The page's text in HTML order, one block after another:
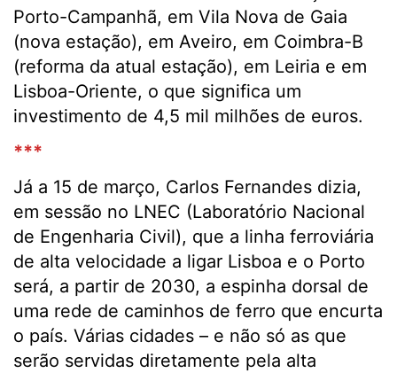
Porto-Campanhã, em Vila Nova de Gaia
(nova estação), em Aveiro, em Coimbra-B
(reforma da atual estação), em Leiria e em
Lisboa-Oriente, o que significa um
investimento de 4,5 mil milhões de euros.
***
Já a 15 de março, Carlos Fernandes dizia,
em sessão no LNEC (Laboratório Nacional
de Engenharia Civil), que a linha ferroviária
de alta velocidade a ligar Lisboa e o Porto
será, a partir de 2030, a espinha dorsal de
uma rede de caminhos de ferro que encurta
o país. Várias cidades – e não só as que
serão servidas diretamente pela alta